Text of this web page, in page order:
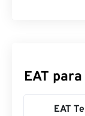
EAT
EAT